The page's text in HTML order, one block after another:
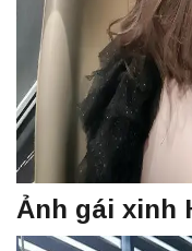
Ảnh gái xinh